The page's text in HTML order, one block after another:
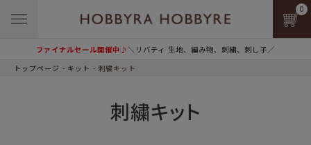
ファイナルセール開催中♪＼リバティ 生地、編み物、刺繍、刺し子／
0
トップページ キット 刺繍キット
刺繍キット